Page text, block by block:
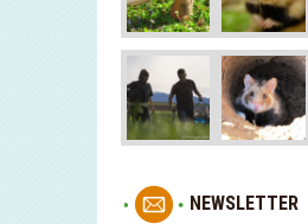
NEWSLETTER